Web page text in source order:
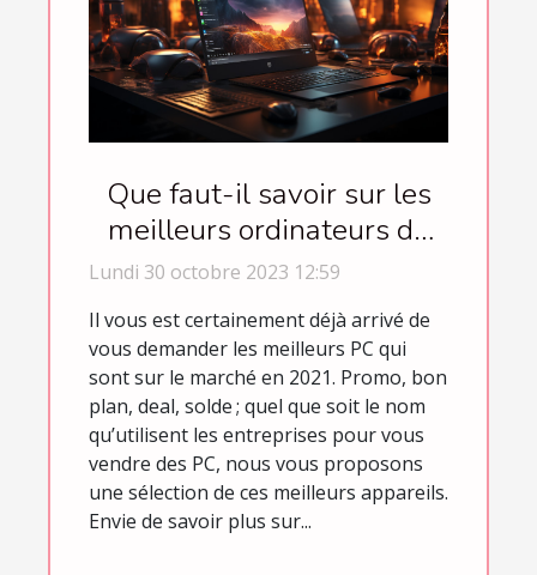
Que faut-il savoir sur les
meilleurs ordinateurs de
l’année 2021 ?
Lundi 30 octobre 2023 12:59
Il vous est certainement déjà arrivé de
vous demander les meilleurs PC qui
sont sur le marché en 2021. Promo, bon
plan, deal, solde ; quel que soit le nom
qu’utilisent les entreprises pour vous
vendre des PC, nous vous proposons
une sélection de ces meilleurs appareils.
Envie de savoir plus sur...